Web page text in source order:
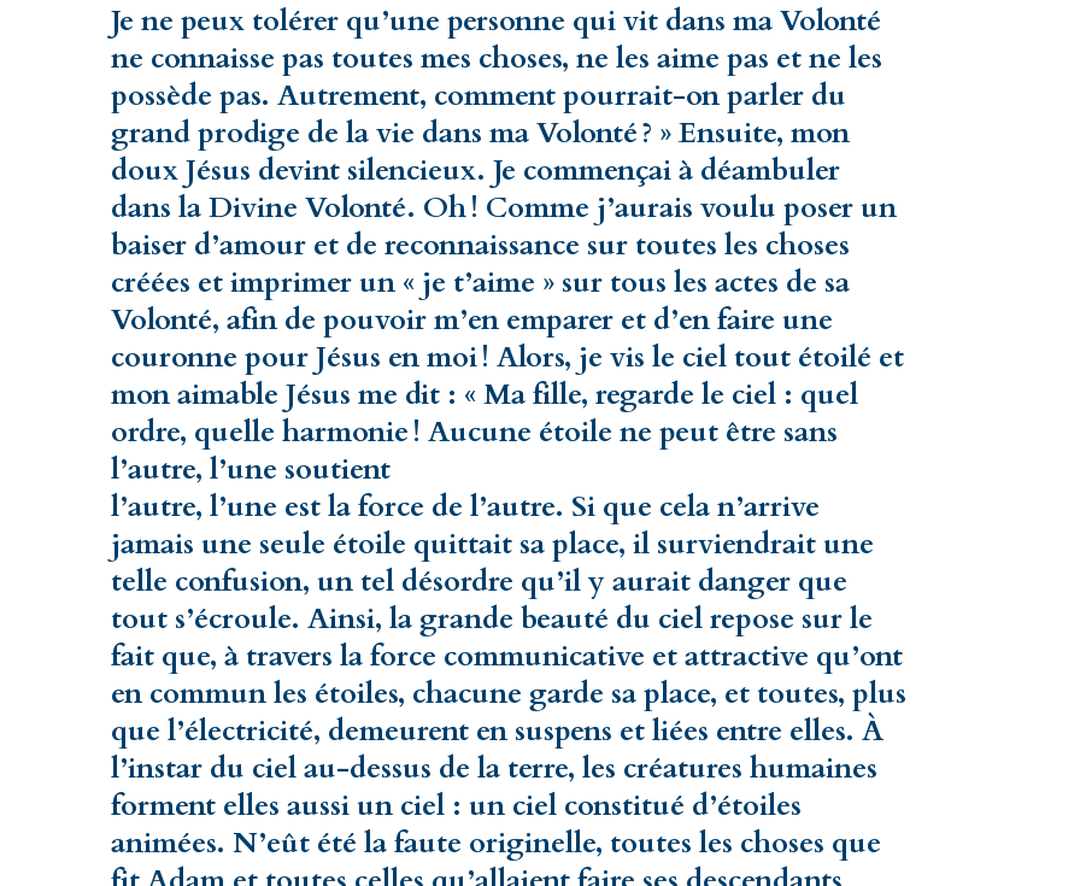
Je ne peux tolérer qu’une personne qui vit dans ma Volonté
ne connaisse pas toutes mes choses, ne les aime pas et ne les
possède pas. Autrement, comment pourrait-on parler du
grand prodige de la vie dans ma Volonté ? » Ensuite, mon
doux Jésus devint silencieux. Je commençai à déambuler
dans la Divine Volonté. Oh ! Comme j’aurais voulu poser un
baiser d’amour et de reconnaissance sur toutes les choses
créées et imprimer un « je t’aime » sur tous les actes de sa
Volonté, afin de pouvoir m’en emparer et d’en faire une
couronne pour Jésus en moi ! Alors, je vis le ciel tout étoilé et
mon aimable Jésus me dit : « Ma fille, regarde le ciel : quel
ordre, quelle harmonie ! Aucune étoile ne peut être sans
l’autre, l’une soutient
l’autre, l’une est la force de l’autre. Si que cela n’arrive
jamais une seule étoile quittait sa place, il surviendrait une
telle confusion, un tel désordre qu’il y aurait danger que
tout s’écroule. Ainsi, la grande beauté du ciel repose sur le
fait que, à travers la force communicative et attractive qu’ont
en commun les étoiles, chacune garde sa place, et toutes, plus
que l’électricité, demeurent en suspens et liées entre elles. À
l’instar du ciel au-dessus de la terre, les créatures humaines
forment elles aussi un ciel : un ciel constitué d’étoiles
animées. N’eût été la faute originelle, toutes les choses que